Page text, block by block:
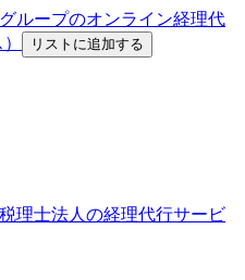
ループのオンライン経理代
リストに追加する
理士法人の経理代行サービ